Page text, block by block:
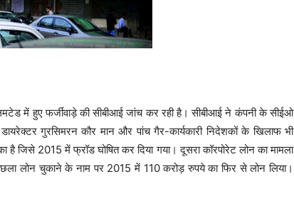
में हुए फर्जीवाड़े की सीबीआई जांच कर रही है। सीबीआई ने कंपनी के सीईओ
गुरसिमरन कौर मान और पांच गैर-कार्यकारी निदेशकों के खिलाफ भी
है जिसे 2015 में फ्रॉड घोषित कर दिया गया। दूसरा कॉरपोरेट लोन का मामला
लोन चुकाने के नाम पर 2015 में 110 करोड़ रुपये का फिर से लोन लिया।